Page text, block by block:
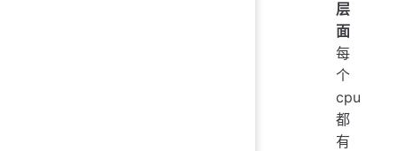
层
面
每
个
cpu
都
有